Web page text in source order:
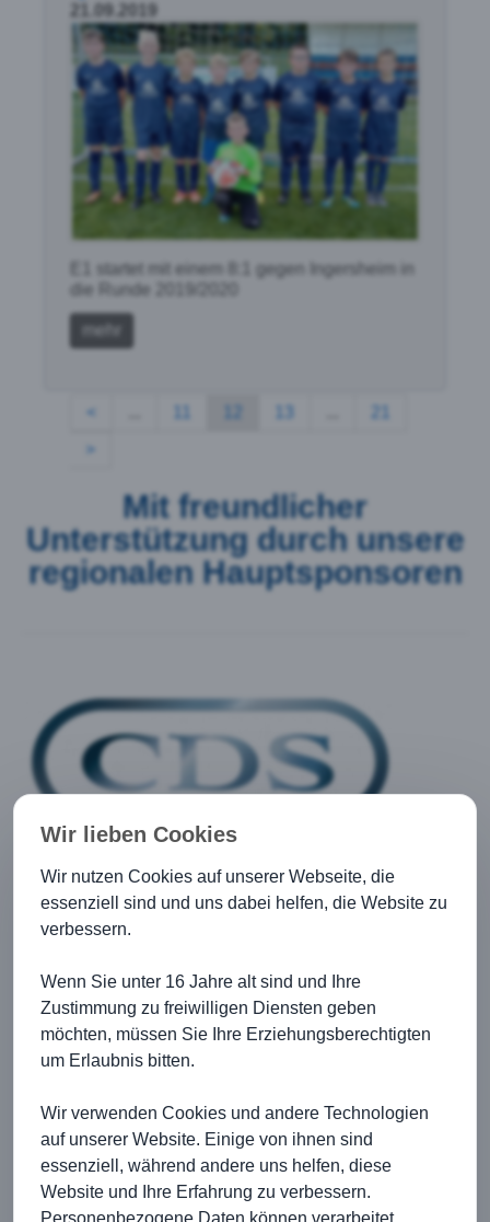
E1 startet mit einem 8:1 gegen Ingersheim in
die Runde 2019/2020
mehr
<
>
Mit freundlicher
Unterstützung durch unsere
regionalen Hauptsponsoren
Wir lieben Cookies
Wir nutzen Cookies auf unserer Webseite, die
essenziell sind und uns dabei helfen, die Website zu
verbessern.
Wenn Sie unter 16 Jahre alt sind und Ihre
Zustimmung zu freiwilligen Diensten geben
möchten, müssen Sie Ihre Erziehungsberechtigten
um Erlaubnis bitten.
Wir verwenden Cookies und andere Technologien
auf unserer Website. Einige von ihnen sind
essenziell, während andere uns helfen, diese
Website und Ihre Erfahrung zu verbessern.
Personenbezogene Daten können verarbeitet